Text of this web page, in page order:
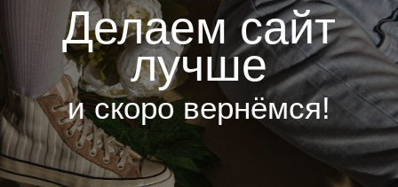
Делаем сайт
лучше
и скоро вернёмся!